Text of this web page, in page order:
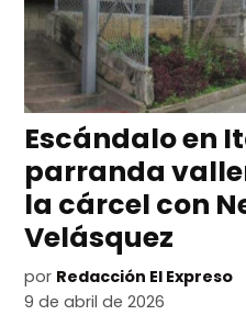
Escándalo en
parranda
la cárcel con
Velásquez
por Redacción El Expreso
9 de abril de 2026